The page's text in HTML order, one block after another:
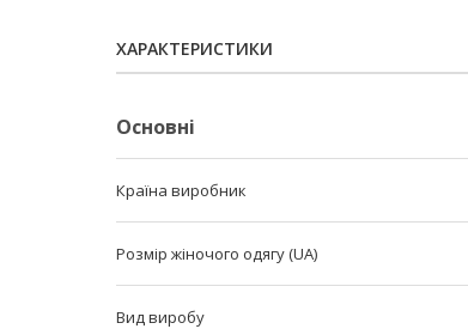
ХАРАКТЕРИСТИКИ
Основні
Країна виробник
Розмір жіночого одягу (UA)
Вид виробу